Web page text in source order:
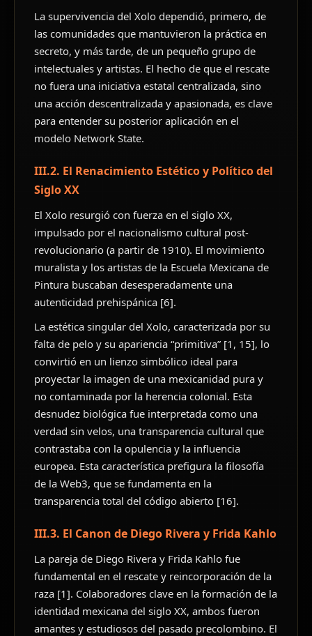
La supervivencia del Xolo dependió, primero, de
las comunidades que mantuvieron la práctica en
secreto, y más tarde, de un pequeño grupo de
intelectuales y artistas. El hecho de que el rescate
no fuera una iniciativa estatal centralizada, sino
una acción descentralizada y apasionada, es clave
para entender su posterior aplicación en el
modelo Network State.
III.2. El Renacimiento Estético y Político del
Siglo XX
El Xolo resurgió con fuerza en el siglo XX,
impulsado por el nacionalismo cultural post-
revolucionario (a partir de 1910). El movimiento
muralista y los artistas de la Escuela Mexicana de
Pintura buscaban desesperadamente una
autenticidad prehispánica [6].
La estética singular del Xolo, caracterizada por su
falta de pelo y su apariencia “primitiva” [1, 15], lo
convirtió en un lienzo simbólico ideal para
proyectar la imagen de una mexicanidad pura y
no contaminada por la herencia colonial. Esta
desnudez biológica fue interpretada como una
verdad sin velos, una transparencia cultural que
contrastaba con la opulencia y la influencia
europea. Esta característica prefigura la filosofía
de la Web3, que se fundamenta en la
transparencia total del código abierto [16].
III.3. El Canon de Diego Rivera y Frida Kahlo
La pareja de Diego Rivera y Frida Kahlo fue
fundamental en el rescate y reincorporación de la
raza [1]. Colaboradores clave en la formación de la
identidad mexicana del siglo XX, ambos fueron
amantes y estudiosos del pasado precolombino. El